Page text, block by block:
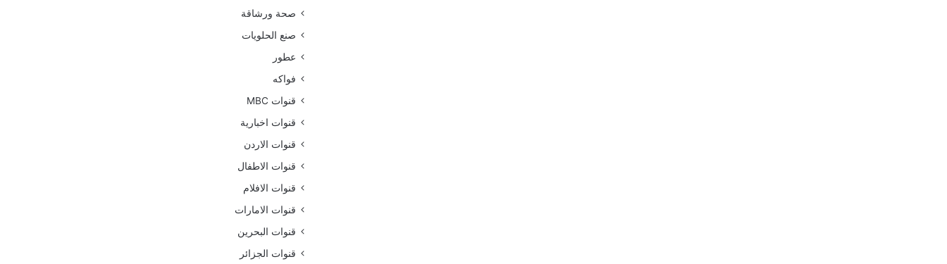
صحة ورشاقة
صنع الحلويات
عطور
فواكه
قنوات MBC
قنوات اخبارية
قنوات الاردن
قنوات الاطفال
قنوات الافلام
قنوات الامارات
قنوات البحرين
قنوات الجزائر